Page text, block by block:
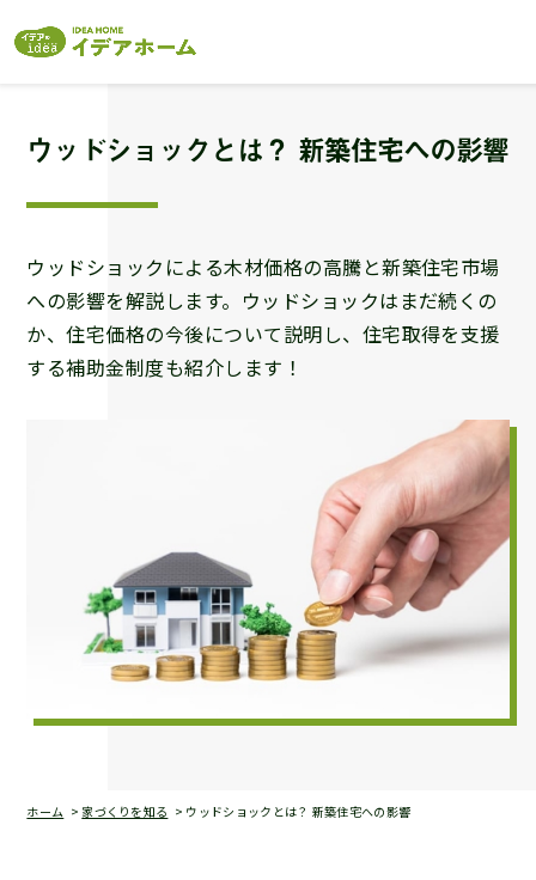
ウッドショックとは？ 新築住宅への影響
ウッドショックによる木材価格の高騰と新築住宅市場
への影響を解説します。ウッドショックはまだ続くの
か、住宅価格の今後について説明し、住宅取得を支援
する補助金制度も紹介します！
ホーム 家づくりを知る ウッドショックとは？ 新築住宅への影響